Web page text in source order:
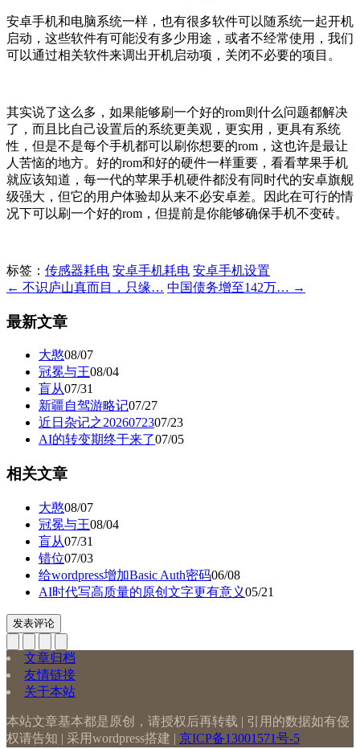
安卓手机和电脑系统一样，也有很多软件可以随系统一起开机
启动，这些软件有可能没有多少用途，或者不经常使用，我们
可以通过相关软件来调出开机启动项，关闭不必要的项目。
其实说了这么多，如果能够刷一个好的rom则什么问题都解决
了，而且比自己设置后的系统更美观，更实用，更具有系统
性，但是不是每个手机都可以刷你想要的rom，这也许是最让
人苦恼的地方。好的rom和好的硬件一样重要，看看苹果手机
就应该知道，每一代的苹果手机硬件都没有同时代的安卓旗舰
级强大，但它的用户体验却从来不必安卓差。因此在可行的情
况下可以刷一个好的rom，但提前是你能够确保手机不变砖。
标签： 传感器耗电 安卓手机耗电 安卓手机设置
← 不识庐山真而目，只缘… 中国债务增至142万… →
最新文章
大憨08/07
冠冕与王08/04
盲从07/31
新疆自驾游略记07/27
近日杂记之2026072307/23
AI的转变期终于来了07/05
相关文章
大憨08/07
冠冕与王08/04
盲从07/31
错位07/03
给wordpress增加Basic Auth密码06/08
AI时代写高质量的原创文字更有意义05/21
发表评论
文章归档
友情链接
关于本站
本站文章基本都是原创，请授权后再转载 | 引用的数据如有侵
权请告知 | 采用wordpress搭建 | 京ICP备13001571号-5